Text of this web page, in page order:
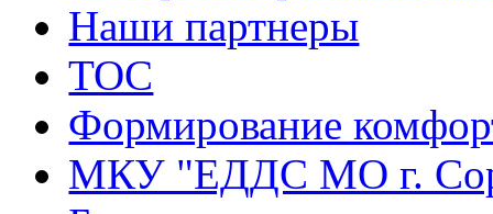
Наши партнеры
ТОС
Формирование
МКУ "ЕДДС МО г.